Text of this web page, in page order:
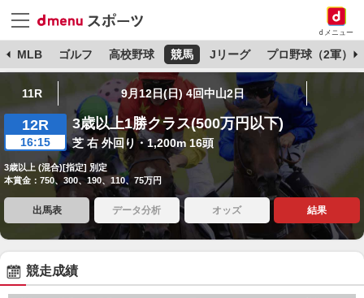
dメニュー
MLB ゴルフ 高校野球 競馬 Jリーグ プロ野球（2軍）
11R 9月12日(日) 4回中山2日
12R
16:15
3歳以上1勝クラス(500万円以下)
芝 右 外回り・1,200m 16頭
3歳以上 (混合)[指定] 別定
本賞金：750、300、190、110、75万円
出馬表 データ分析 オッズ 結果
競走成績